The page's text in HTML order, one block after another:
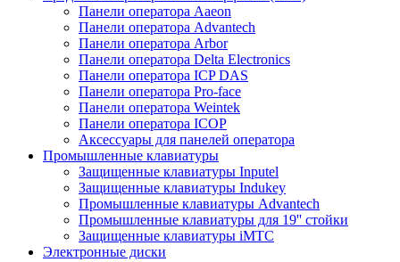
Панели оператора Aaeon
Панели оператора Advantech
Панели оператора Arbor
Панели оператора Delta Electronics
Панели оператора ICP DAS
Панели оператора Pro-face
Панели оператора Weintek
Панели оператора ICOP
Аксессуары для панелей оператора
Промышленные клавиатуры
Защищенные клавиатуры Inputel
Защищенные клавиатуры Indukey
Промышленные клавиатуры Advantech
Промышленные клавиатуры для 19'' стойки
Защищенные клавиатуры iMTC
Электронные диски